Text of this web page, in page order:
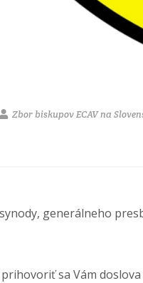
Zbor biskupov ECAV na
generálneho
sa Vám